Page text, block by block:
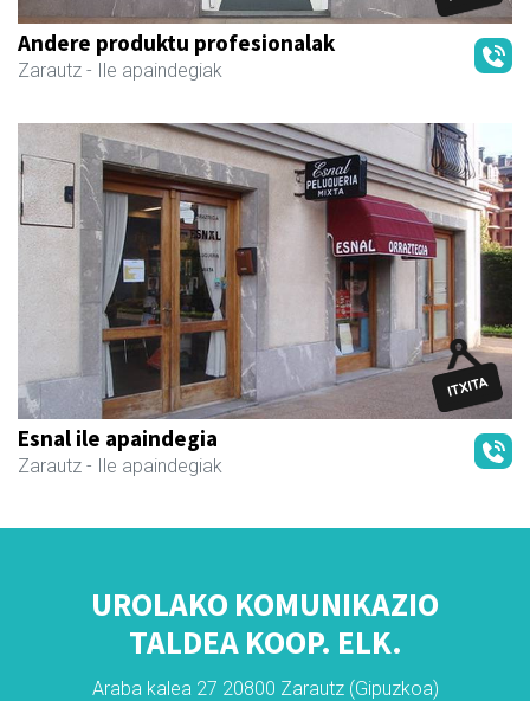
Andere produktu profesionalak
Zarautz - Ile apaindegiak
Esnal ile apaindegia
Zarautz - Ile apaindegiak
UROLAKO KOMUNIKAZIO
TALDEA KOOP. ELK.
Araba kalea 27 20800 Zarautz (Gipuzkoa)